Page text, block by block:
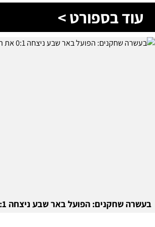
עוד בספורט >
בעשרה שחקנים: הפועל באר שבע ניצחה 0:1 את הכוכב האדום